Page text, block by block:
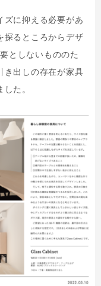
ズに抑える必要があ
探るところからデザ
としないもののた
き出しの存在が家具
た。